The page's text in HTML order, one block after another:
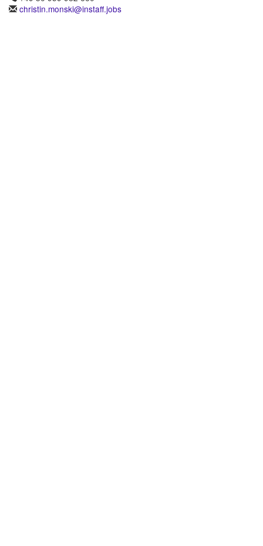
christin.monski@instaff.jobs